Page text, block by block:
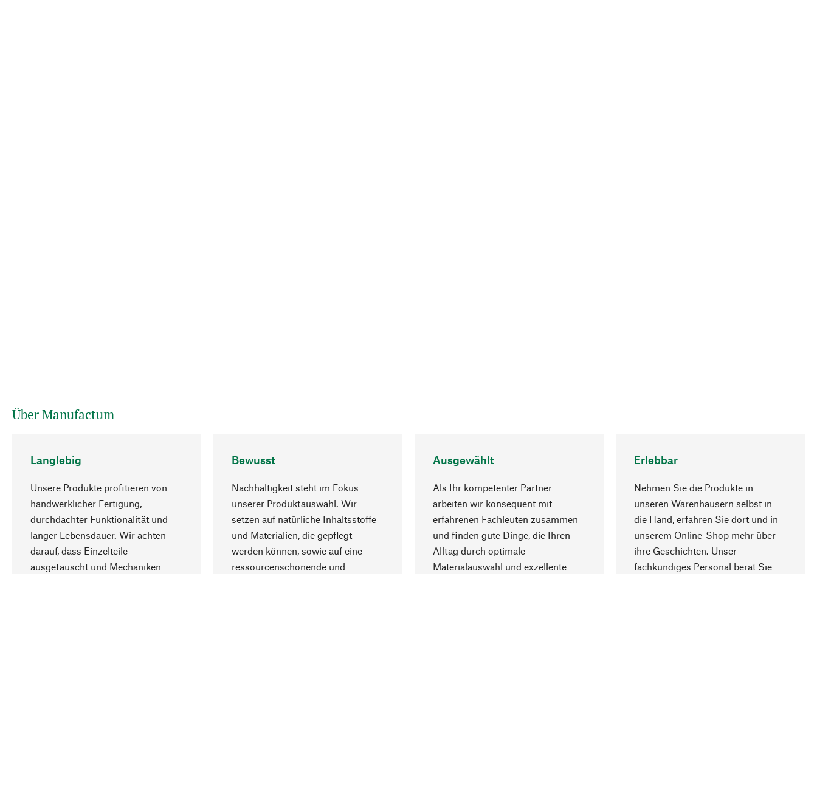
Über Manufactum
Langlebig
Unsere Produkte profitieren von
handwerklicher Fertigung,
durchdachter Funktionalität und
langer Lebensdauer. Wir achten
darauf, dass Einzelteile
ausgetauscht und Mechaniken
Bewusst
Nachhaltigkeit steht im Fokus
unserer Produktauswahl. Wir
setzen auf natürliche Inhaltsstoffe
und Materialien, die gepflegt
werden können, sowie auf eine
ressourcenschonende und
Ausgewählt
Als Ihr kompetenter Partner
arbeiten wir konsequent mit
erfahrenen Fachleuten zusammen
und finden gute Dinge, die Ihren
Alltag durch optimale
Materialauswahl und exzellente
Erlebbar
Nehmen Sie die Produkte in
unseren Warenhäusern selbst in
die Hand, erfahren Sie dort und in
unserem Online-Shop mehr über
ihre Geschichten. Unser
fachkundiges Personal berät Sie